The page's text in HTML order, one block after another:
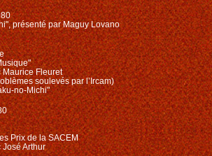
présenté par Maguy Lovano
Maurice Fleuret
soulevés par l’Ircam)
no-Michi"
Prix de la SACEM
José Arthur